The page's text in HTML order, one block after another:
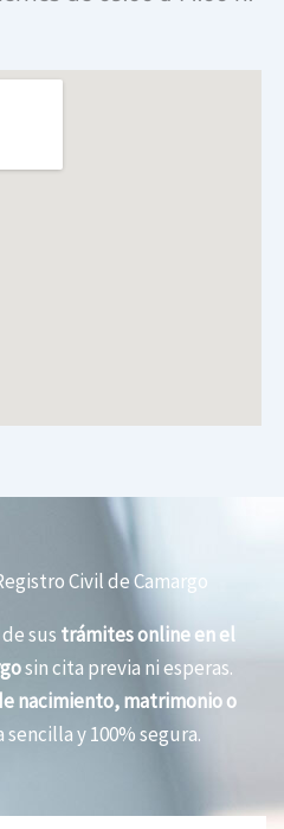
Civil de Camargo
sus trámites online en el
sin cita previa ni esperas.
nacimiento, matrimonio o
y 100% segura.